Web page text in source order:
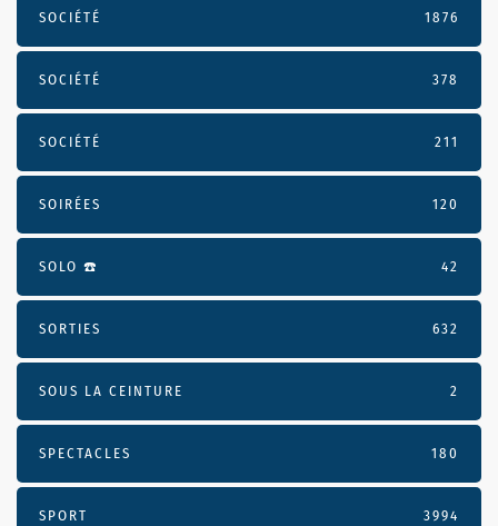
SOCIÉTÉ 1876
SOCIÉTÉ 378
SOCIÉTÉ 211
SOIRÉES 120
SOLO ☎️ 42
SORTIES 632
SOUS LA CEINTURE 2
SPECTACLES 180
SPORT 3994